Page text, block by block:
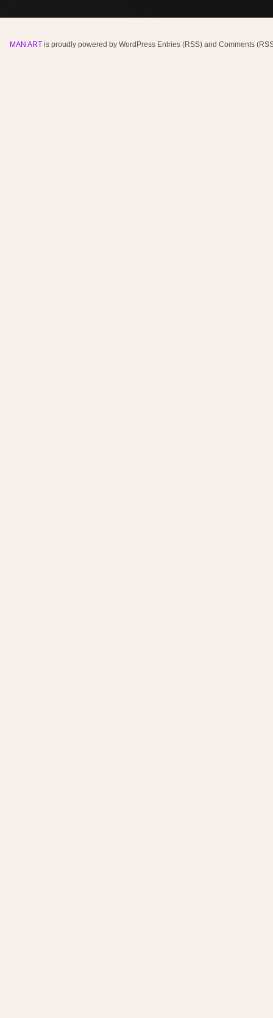
MAN ART is proudly powered by WordPress Entries (RSS) and Comments